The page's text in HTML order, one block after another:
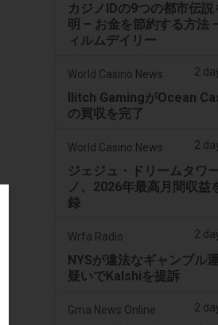
カジノIDの9つの都市伝説
明 – お金を節約する方法
ィルムデイリー
World Casino News 2
Ilitch GamingがOcean
の買収を完了
World Casino News 2
ジェジュ・ドリームタワ
ノ、2026年最高月間収益
録
Wrfa Radio 2
NYSが違法なギャンブル
疑いでKalshiを提訴
Gma News Online 2